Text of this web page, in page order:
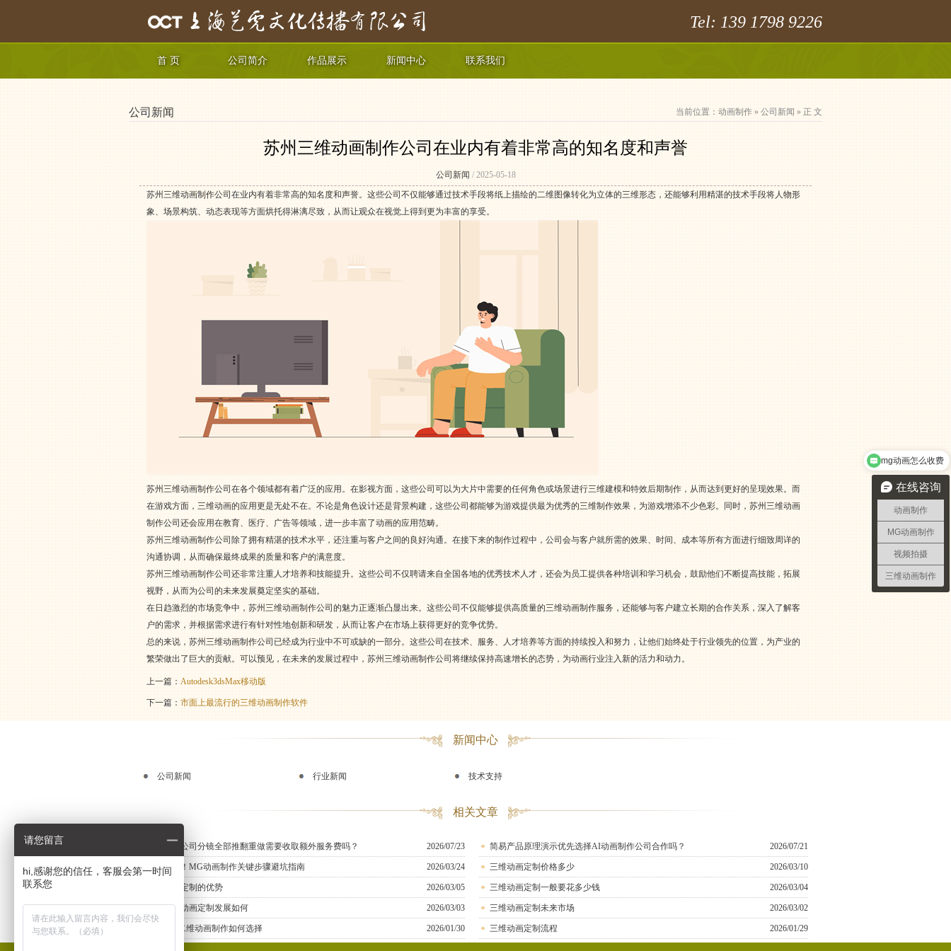
Tel: 139 1798 9226
首 页 公司简介 作品展示 新闻中心 联系我们
当前位置：动画制作»公司新闻» 正 文
公司新闻
苏州三维动画制作公司在业内有着非常高的知名度和声誉
公司新闻/ 2025-05-18
苏州三维动画制作公司在业内有着非常高的知名度和声誉。这些公司不仅能够通过技术手段将纸上描绘的二维图像转化为立体的三维形态，还能够利用精湛的技术手段将人物形
象、场景构筑、动态表现等方面烘托得淋漓尽致，从而让观众在视觉上得到更为丰富的享受。
苏州三维动画制作公司在各个领域都有着广泛的应用。在影视方面，这些公司可以为大片中需要的任何角色或场景进行三维建模和特效后期制作，从而达到更好的呈现效果。而
在游戏方面，三维动画的应用更是无处不在。不论是角色设计还是背景构建，这些公司都能够为游戏提供最为优秀的三维制作效果，为游戏增添不少色彩。同时，苏州三维动画
制作公司还会应用在教育、医疗、广告等领域，进一步丰富了动画的应用范畴。
苏州三维动画制作公司除了拥有精湛的技术水平，还注重与客户之间的良好沟通。在接下来的制作过程中，公司会与客户就所需的效果、时间、成本等所有方面进行细致周详的
沟通协调，从而确保最终成果的质量和客户的满意度。
苏州三维动画制作公司还非常注重人才培养和技能提升。这些公司不仅聘请来自全国各地的优秀技术人才，还会为员工提供各种培训和学习机会，鼓励他们不断提高技能，拓展
视野，从而为公司的未来发展奠定坚实的基础。
在日趋激烈的市场竞争中，苏州三维动画制作公司的魅力正逐渐凸显出来。这些公司不仅能够提供高质量的三维动画制作服务，还能够与客户建立长期的合作关系，深入了解客
户的需求，并根据需求进行有针对性地创新和研发，从而让客户在市场上获得更好的竞争优势。
总的来说，苏州三维动画制作公司已经成为行业中不可或缺的一部分。这些公司在技术、服务、人才培养等方面的持续投入和努力，让他们始终处于行业领先的位置，为产业的
繁荣做出了巨大的贡献。可以预见，在未来的发展过程中，苏州三维动画制作公司将继续保持高速增长的态势，为动画行业注入新的活力和动力。
上一篇：Autodesk3dsMax移动版
下一篇：市面上最流行的三维动画制作软件
新闻中心
公司新闻 行业新闻 技术支持
相关文章
动画制作公司分镜全部推翻重做需要收取额外服务费吗？ 2026/07/23 简易产品原理演示优先选择AI动画制作公司合作吗？ 2026/07/21
新手必知！MG动画制作关键步骤避坑指南 2026/03/24 三维动画定制价格多少 2026/03/10
三维动画定制的优势 2026/03/05 三维动画定制一般要花多少钱 2026/03/04
上海三维动画定制发展如何 2026/03/03 三维动画定制未来市场 2026/03/02
专业MG二维动画制作如何选择 2026/01/30 三维动画定制流程 2026/01/29
在线咨询
动画制作
MG动画制作
视频拍摄
三维动画制作
mg动画怎么收费
请您留言
hi,感谢您的信任，客服会第一时间
联系您